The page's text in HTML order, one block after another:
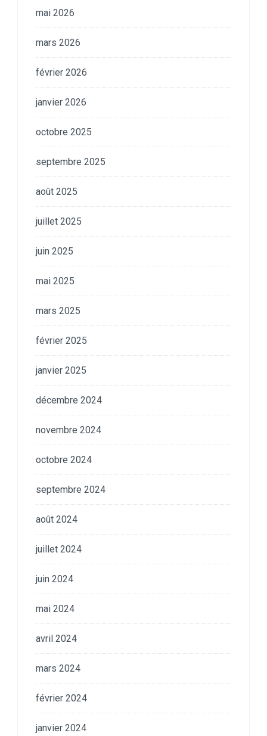
mai 2026
mars 2026
février 2026
janvier 2026
octobre 2025
septembre 2025
août 2025
juillet 2025
juin 2025
mai 2025
mars 2025
février 2025
janvier 2025
décembre 2024
novembre 2024
octobre 2024
septembre 2024
août 2024
juillet 2024
juin 2024
mai 2024
avril 2024
mars 2024
février 2024
janvier 2024